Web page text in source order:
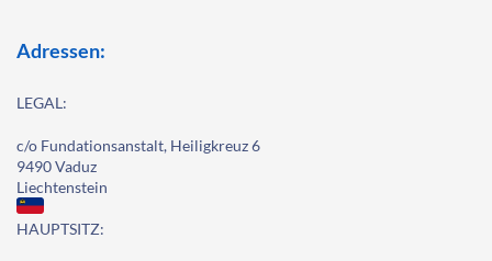
Adressen:
LEGAL:
c/o Fundationsanstalt, Heiligkreuz 6
9490 Vaduz
Liechtenstein
HAUPTSITZ: